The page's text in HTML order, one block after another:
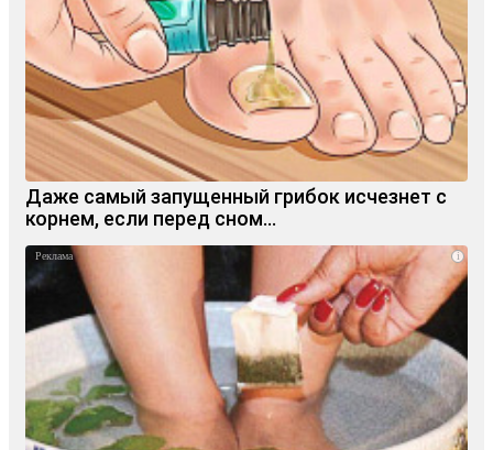
Даже самый запущенный грибок исчезнет с
корнем, если перед сном…
i